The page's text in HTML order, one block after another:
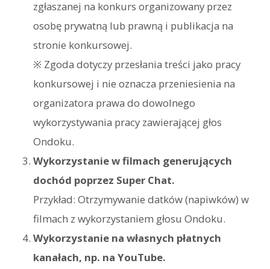
zgłaszanej na konkurs organizowany przez
osobę prywatną lub prawną i publikacja na
stronie konkursowej.
※ Zgoda dotyczy przesłania treści jako pracy
konkursowej i nie oznacza przeniesienia na
organizatora prawa do dowolnego
wykorzystywania pracy zawierającej głos
Ondoku.
Wykorzystanie w filmach generujących
dochód poprzez Super Chat.
Przykład: Otrzymywanie datków (napiwków) w
filmach z wykorzystaniem głosu Ondoku.
Wykorzystanie na własnych płatnych
kanałach, np. na YouTube.